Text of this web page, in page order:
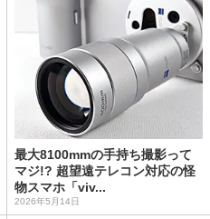
最大8100mmの手持ち撮影って
マジ!? 超望遠テレコン対応の怪
物スマホ「viv...
2026年5月14日